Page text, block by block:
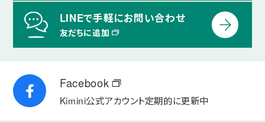
LINEで手軽にお問い合わせ
友だちに追加
Facebook
Kimini公式アカウント定期的に更新中